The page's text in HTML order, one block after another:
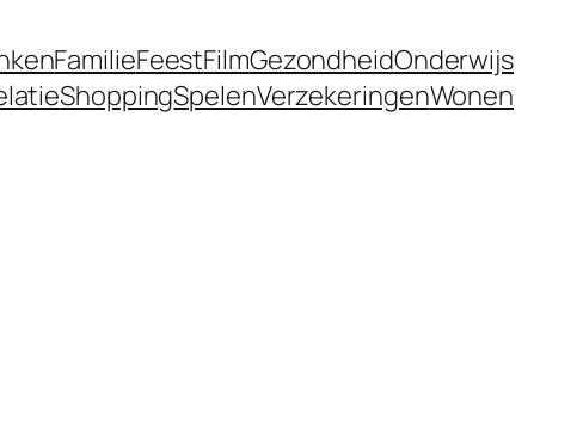
FamilieFeestFilmGezondheidOnderwijs
ShoppingSpelenVerzekeringenWonen